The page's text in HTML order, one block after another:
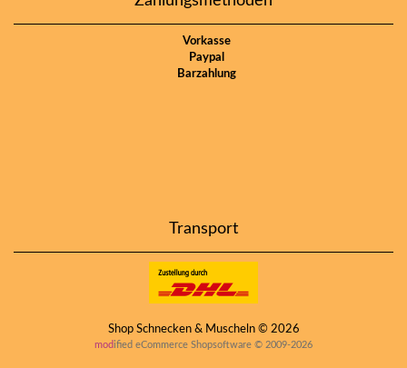
Vorkasse
Paypal
Barzahlung
Transport
Shop Schnecken & Muscheln © 2026
modified eCommerce Shopsoftware © 2009-2026